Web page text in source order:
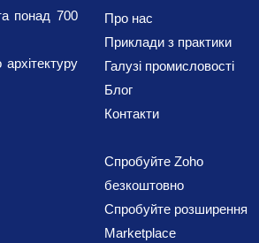
понад 700
Про нас
Приклади з практики
Галузі промисловості
Блог
Контакти
Спробуйте Zoho
безкоштовно
Спробуйте розширення
Marketplace